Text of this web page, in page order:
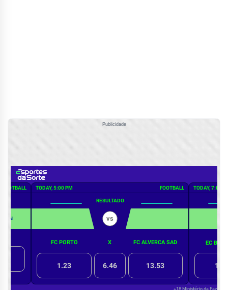
Publicidade